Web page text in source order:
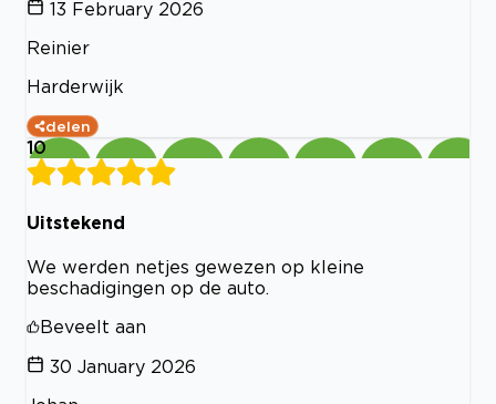
13 February 2026
Reinier
Harderwijk
delen
10
Uitstekend
We werden netjes gewezen op kleine
beschadigingen op de auto.
Beveelt aan
30 January 2026